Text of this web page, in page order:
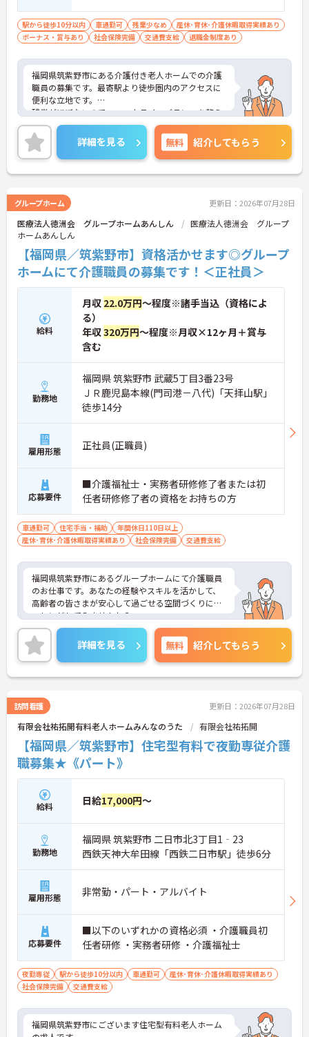
駅から徒歩10分以内 車通勤可 残業少なめ
産休･育休･介護休暇取得実績あり
ボーナス・賞与あり
社会保険完備 交通費支給 退職金制度あり
福岡県筑紫野市にある介護付き老人ホームでの介護
職員の募集です。最寄駅より徒歩圏内のアクセスに
便利な立地です。
残業がほぼないので、ワークライフバランスを整え
ながら働くことができます。
ご興味のある方には、面接対策ポイントなど、さら
に詳細をお話しいたしますのでお気軽にご相談くだ
さい！
詳細を見る 無料 紹介してもらう
グループホーム 更新日：2026年07月28日
医療法人徳洲会 グループホームあんしん
医療法人徳洲会 グループ
ホームあんしん
【福岡県／筑紫野市】資格活かせます◎グループ
ホームにて介護職員の募集です！＜正社員＞
給料
月収 22.0万円～程度※諸手当込（資格によ
る）
年収320万円～程度※月収×12ヶ月＋賞与
含む
勤務地
福岡県 筑紫野市 武蔵5丁目3番23号
ＪＲ鹿児島本線(門司港－八代)「天拝山駅」
徒歩14分
雇用形態 正社員(正職員)
応募要件
■介護福祉士・実務者研修修了者または初
任者研修修了者の資格をお持ちの方
車通勤可 住宅手当・補助
年間休日110日以上
産休･育休･介護休暇取得実績あり
社会保険完備 交通費支給
福岡県筑紫野市にあるグループホームにて介護職員
のお仕事です。あなたの経験やスキルを活かして、
高齢者の皆さまが安心して過ごせる空間づくりにチ
ャレンジしてみませんか？
ご興味ある方には、面接対策ポイントなど、さらに
詳細をお話しいたしますのでお気軽にご相談くださ
い。
詳細を見る 無料 紹介してもらう
訪問看護 更新日：2026年07月28日
有限会社祐拓開有料老人ホームみんなのうた 有限会社祐拓開
【福岡県／筑紫野市】住宅型有料で夜勤専従介護
職募集★《パート》
給料 日給17,000円～
勤務地
福岡県 筑紫野市 二日市北3丁目1‐23
西鉄天神大牟田線「西鉄二日市駅」徒歩6分
雇用形態 非常勤・パート・アルバイト
応募要件
■以下のいずれかの資格必須 ・介護職員初
任者研修 ・実務者研修 ・介護福祉士
夜勤専従 駅から徒歩10分以内 車通勤可
産休･育休･介護休暇取得実績あり
社会保険完備
交通費支給
福岡県筑紫野市にございます住宅型有料老人ホーム